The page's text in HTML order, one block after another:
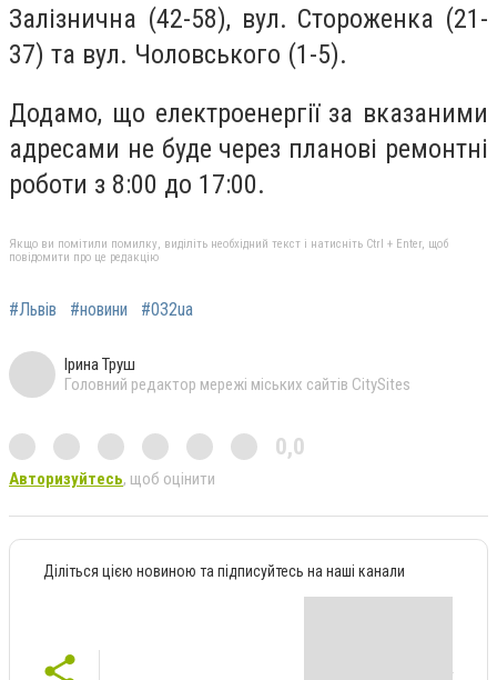
Залізнична (42-58), вул. Стороженка (21-
37) та вул. Чоловського (1-5).
Додамо, що електроенергії за вказаними
адресами не буде через планові ремонтні
роботи з 8:00 до 17:00.
Якщо ви помітили помилку, виділіть необхідний текст і натисніть Ctrl + Enter, щоб
повідомити про це редакцію
#Львів #новини #032ua
Ірина Труш
Головний редактор мережі міських сайтів CitySites
0,0
Авторизуйтесь, щоб оцінити
Діліться цією новиною та підписуйтесь на наші канали